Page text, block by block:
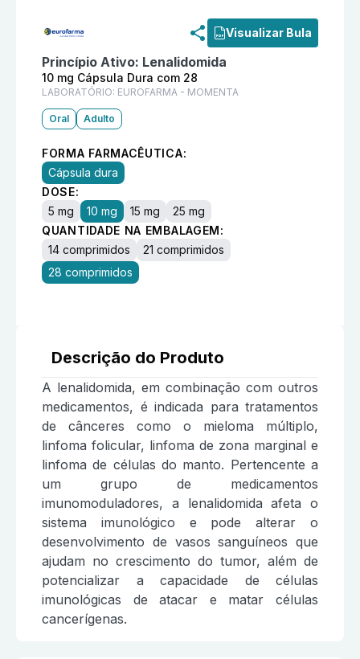
Visualizar Bula
Princípio Ativo: Lenalidomida
10 mg Cápsula Dura com 28
LABORATÓRIO: EUROFARMA - MOMENTA
Oral Adulto
FORMA FARMACÊUTICA:
Cápsula dura
DOSE:
5 mg
10 mg 15 mg
25 mg
QUANTIDADE NA EMBALAGEM:
14 comprimidos
21 comprimidos
28 comprimidos
Descrição do Produto
A lenalidomida, em combinação com outros
medicamentos, é indicada para tratamentos
de cânceres como o mieloma múltiplo,
linfoma folicular, linfoma de zona marginal e
linfoma de células do manto. Pertencente a
um grupo de medicamentos
imunomoduladores, a lenalidomida afeta o
sistema imunológico e pode alterar o
desenvolvimento de vasos sanguíneos que
ajudam no crescimento do tumor, além de
potencializar a capacidade de células
imunológicas de atacar e matar células
cancerígenas.